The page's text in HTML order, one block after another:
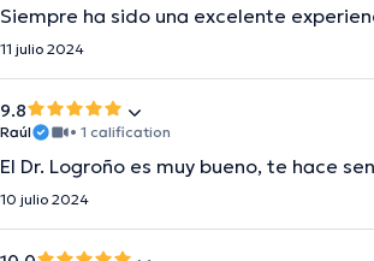
Siempre ha sido una excelente
11 julio 2024
9.8
Raúl • 1 calification
El Dr. Logroño es muy bueno, te hace
10 julio 2024